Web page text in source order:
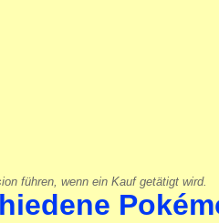
führen, wenn ein Kauf getätigt wird.